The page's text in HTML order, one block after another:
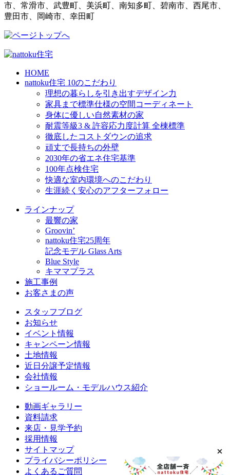
市、常滑市、武豊町、美浜町、南知多町、碧南市、西尾市、
豊田市、岡崎市、幸田町
HOME
nattoku住宅 10のこだわり
理想の暮らしを引き出すデザイン力
家具まで標準仕様の空間コーディネート
身体に優しい自然素材の家
耐震等級3 & 許容応力度計算 全棟標準
徹底したコストダウンの追求
頑丈で長持ちの外壁
2030年の省エネ住宅基準
100年点検住宅
快適な室内環境へのこだわり
生涯続く安心のアフターフォロー
ラインナップ
最響の家
Groovin’
nattoku住宅25周年
記念モデル Glass Arts
Blue Style
キママプラス
施工事例
お客さまの声
スタッフブログ
お知らせ
イベント情報
キャンペーン情報
土地情報
近日分譲予定情報
会社情報
ショールーム・モデルハウス紹介
動画ギャラリー
資料請求
来店・見学予約
採用情報
サイトマップ
プライバシーポリシー
よくあるご質問